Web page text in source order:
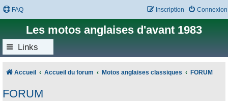
FAQ Connexion
Inscription
Les motos anglaises d'avant 1983
Links
Accueil Accueil du forum Motos anglaises classiques FORUM
FORUM